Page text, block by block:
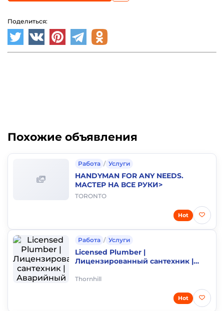
Поделиться:
Похожие объявления
Работа / Услуги
HANDYMAN FOR ANY NEEDS.
МАСТЕР НА ВСЕ РУКИ>
TORONTO
Hot
Работа / Услуги
Licensed Plumber |
Лицензированный сантехник |
ванных комнат | GTA
Thornhill
Hot